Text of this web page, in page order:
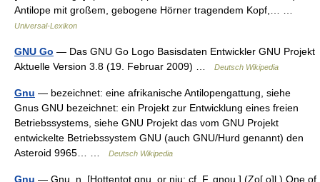
Antilope mit großem, gebogene Hörner tragendem Kopf,… …
Universal-Lexikon
GNU Go — Das GNU Go Logo Basisdaten Entwickler GNU Projekt
Aktuelle Version 3.8 (19. Februar 2009) …
Deutsch Wikipedia
Gnu — bezeichnet: eine afrikanische Antilopengattung, siehe
Gnus GNU bezeichnet: ein Projekt zur Entwicklung eines freien
Betriebssystems, siehe GNU Projekt das vom GNU Projekt
entwickelte Betriebssystem GNU (auch GNU/Hurd genannt) den
Asteroid 9965… …
Deutsch Wikipedia
Gnu — Gnu, n. [Hottentot gnu, or nju: cf. F. gnou.] (Zo[ o]l.) One of